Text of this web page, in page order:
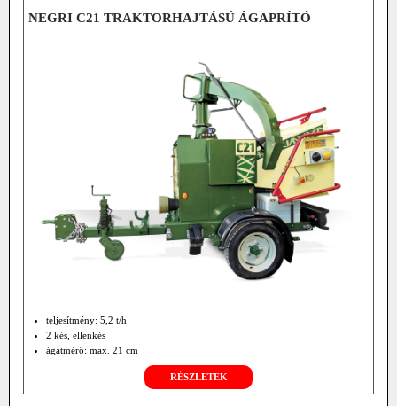
NEGRI C21 TRAKTORHAJTÁSÚ ÁGAPRÍTÓ
teljesítmény: 5,2 t/h
2 kés, ellenkés
ágátmérő: max. 21 cm
RÉSZLETEK